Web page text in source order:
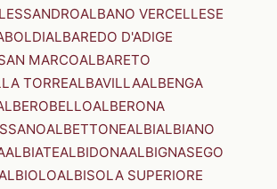
ALBANO VERCELLESE
ALBAREDO D'ADIGE
MARCOALBARETO
TORREALBAVILLAALBENGA
ALBERONA
ALBETTONEALBIALBIANO
ALBIATEALBIDONAALBIGNASEGO
ALBISOLA SUPERIORE